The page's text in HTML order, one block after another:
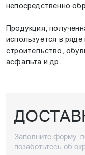
непосредственно
Продукция,
используется в ряде
строительство,
асфальта и др.
Заполните форму,
позаботьтесь об